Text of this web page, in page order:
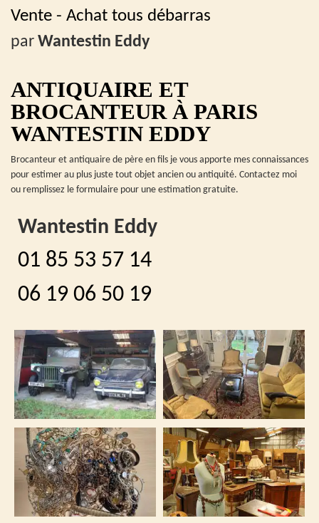
Vente - Achat tous débarras
par Wantestin Eddy
ANTIQUAIRE ET
BROCANTEUR À PARIS
WANTESTIN EDDY
Brocanteur et antiquaire de père en fils je vous apporte mes connaissances
pour estimer au plus juste tout objet ancien ou antiquité. Contactez moi
ou remplissez le formulaire pour une estimation gratuite.
Wantestin Eddy
01 85 53 57 14
06 19 06 50 19